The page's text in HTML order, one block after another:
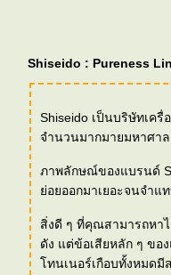
Shiseido : Pureness
Shiseido เป็นบริษัทเค
จำนวนมากมายมหาศาล
ภาพลักษณ์ของแบรนด์ Shiseido จะเน้นความหรูหราและความเป็นเอเชีย
อยออกมาเยอะจนจำแ
สิ่งดี ๆ ที่คุณสามารถหา
ดัง แต่ข้อเสียหลัก ๆ ของแบรนด์ Shiseido คือ Cleanser ตามสไตล์เอเชียที่ทำให้ผิวแห้งตึงมากเกินไป
ทนเนอร์เกือบทั้งหมดมีส่วนผสมของแอ